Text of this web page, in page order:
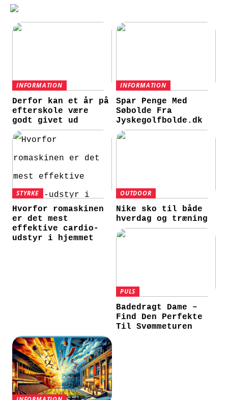
INFORMATION
Derfor kan et år på
efterskole være
godt givet ud
INFORMATION
Spar Penge Med
Søbolde Fra
Jyskegolfbolde.dk
STYRKE
Hvorfor romaskinen
er det mest
effektive cardio-
udstyr i hjemmet
OUTDOOR
Nike sko til både
hverdag og træning
PULS
Badedragt Dame –
Find Den Perfekte
Til Svømmeturen